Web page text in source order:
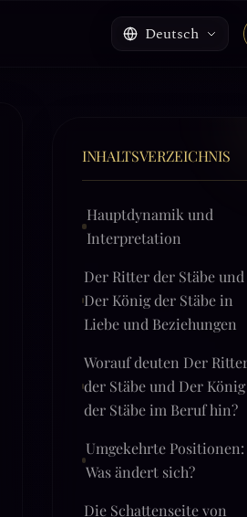
Deutsch
Interpretation
Der König der Stäbe in
Liebe und Beziehungen
der Stäbe und Der König
der Stäbe im Beruf hin?
Was ändert sich?